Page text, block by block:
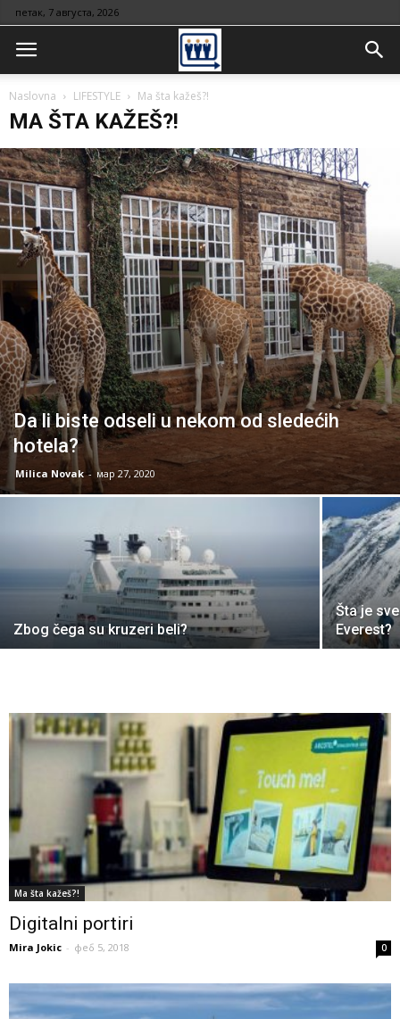
петак, 7 августа, 2026
Naslovna LIFESTYLE Ma šta kažeš?!
MA ŠTA KAŽEŠ?!
Da li biste odseli u nekom od sledećih
hotela?
Milica Novak - мар 27, 2020
Zbog čega su kruzeri beli?
Šta je
Everest?
Ma šta kažeš?!
Digitalni portiri
Mira Jokic - феб 5, 2018 0